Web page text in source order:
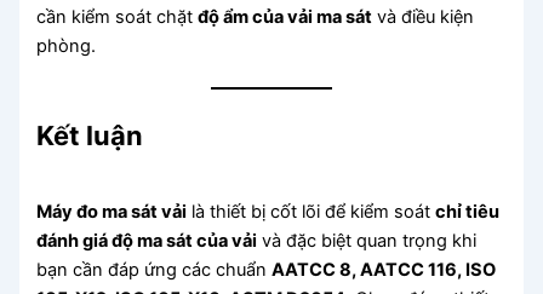
cần kiểm soát chặtđộ ẩm của vải ma sát và điều kiện
phòng.
Kết luận
Máy đo ma sát vải là thiết bị cốt lõi để kiểm soátchỉ tiêu
đánh giá độ ma sát của vải và đặc biệt quan trọng khi
bạn cần đáp ứng các chuẩnAATCC 8, AATCC 116, ISO